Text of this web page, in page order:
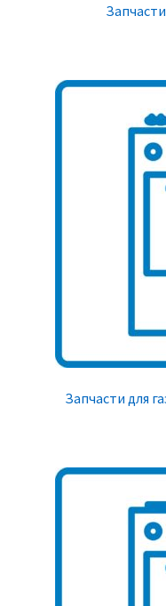
Запчасти для